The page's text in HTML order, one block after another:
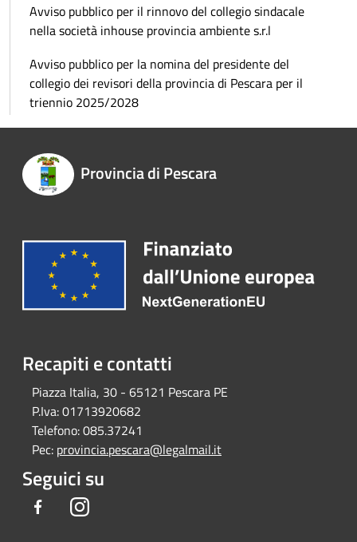
Avviso pubblico per il rinnovo del collegio sindacale
nella società inhouse provincia ambiente s.r.l
Avviso pubblico per la nomina del presidente del
collegio dei revisori della provincia di Pescara per il
triennio 2025/2028
Provincia di Pescara
Recapiti e contatti
Piazza Italia, 30 - 65121 Pescara PE
P.Iva:01713920682
Telefono:085.37241
Pec: provincia.pescara@legalmail.it
Seguici su
FacebookInstagram